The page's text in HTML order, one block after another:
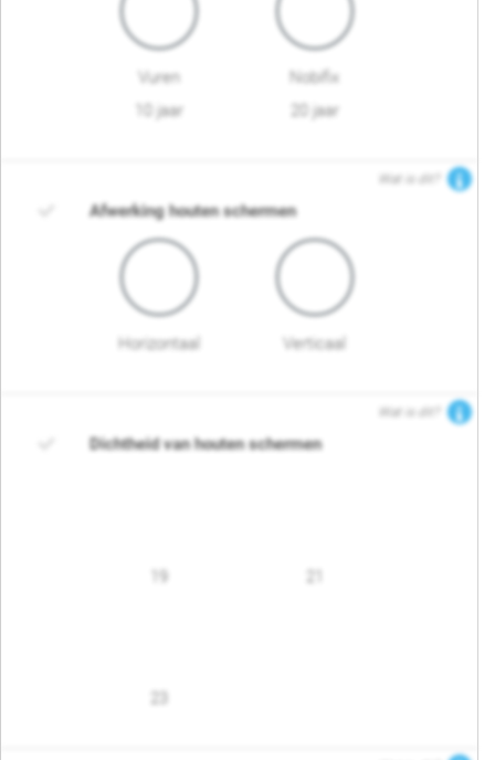
Vuren
10 jaar
Nobifix
20 jaar
Wat is dit?
Afwerking houten schermen
Horizontaal Verticaal
Wat is dit?
Dichtheid van houten schermen
19